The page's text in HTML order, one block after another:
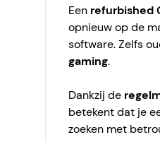
Een refurbished
opnieuw op de
software. Zelfs
gaming.
Dankzij de
betekent dat je
zoeken met